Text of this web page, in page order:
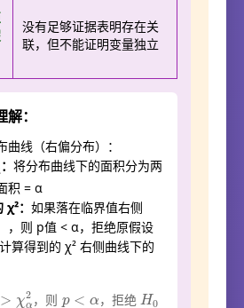
没有足够证据表明存在关
联，但不能证明变量独立
：
曲线（右偏分布）：
： 将分布曲线下的面积分为两
积 = α
： 如果落在临界值右侧
，则 p值 < α，拒绝原假设
算得到的 χ² 右侧曲线下的
算 2> α2 ，则 <α
，拒绝H